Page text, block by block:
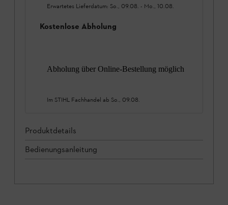
Erwartetes Lieferdatum: So., 09.08. - Mo., 10.08.
Kostenlose Abholung
Abholung über Online-Bestellung möglich
Im STIHL Fachhandel ab So., 09.08.
Produktdetails
Bedienungsanleitung